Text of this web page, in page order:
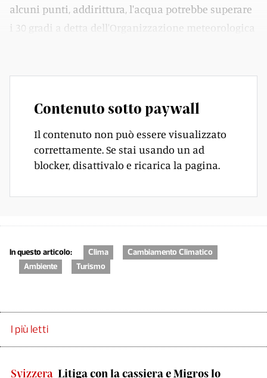
alcuni punti, addirittura, l'acqua potrebbe superare
i 30 gradi a detta dell'Organizzazione meteorologica
Contenuto sotto paywall
Il contenuto non può essere visualizzato
correttamente. Se stai usando un ad
blocker, disattivalo e ricarica la pagina.
In questo articolo: Clima
Cambiamento Climatico
Ambiente
Turismo
I più letti
Svizzera Litiga con la cassiera e Migros lo